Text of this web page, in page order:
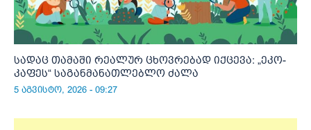
სადაც თამაში რეალურ ცხოვრებად იქცევა: „ეკო-
კაფეს“ საგანმანათლებლო ძალა
5 აგვისტო, 2026 - 09:27